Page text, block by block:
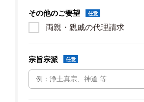
その他のご要望 任意
両親・親戚の代理請求
宗旨宗派 任意